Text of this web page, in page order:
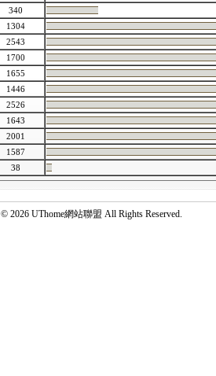
340
1304
2543
1700
1655
1446
2526
1643
2001
1587
38
2026 UThome網站聯盟 All Rights Reserved.